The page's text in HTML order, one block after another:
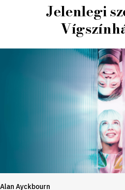
Jelenlegi
Alan Ayckbourn